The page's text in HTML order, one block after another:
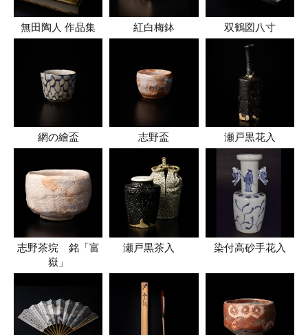
無田陶人 作品集 紅白梅鉢 双鶴図八寸
網の繪盃 志野盃 瀬戸黒花入
志野茶垸 銘「富
嶽」
瀬戸黒茶入 染付高砂手花入